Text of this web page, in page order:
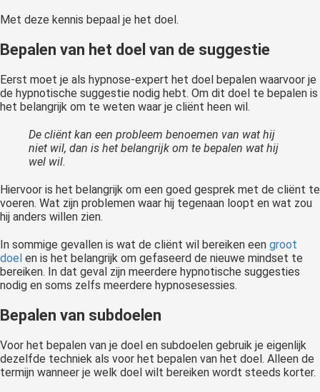
Met deze kennis bepaal je het doel.
Bepalen van het doel van de suggestie
Eerst moet je als hypnose-expert het doel bepalen waarvoor je
de hypnotische suggestie nodig hebt. Om dit doel te bepalen is
het belangrijk om te weten waar je cliënt heen wil.
De cliënt kan een probleem benoemen van wat hij
niet wil, dan is het belangrijk om te bepalen wat hij
wel wil.
Hiervoor is het belangrijk om een goed gesprek met de cliënt te
voeren. Wat zijn problemen waar hij tegenaan loopt en wat zou
hij anders willen zien.
In sommige gevallen is wat de cliënt wil bereiken een groot
doel en is het belangrijk om gefaseerd de nieuwe mindset te
bereiken. In dat geval zijn meerdere hypnotische suggesties
nodig en soms zelfs meerdere hypnosesessies.
Bepalen van subdoelen
Voor het bepalen van je doel en subdoelen gebruik je eigenlijk
dezelfde techniek als voor het bepalen van het doel. Alleen de
termijn wanneer je welk doel wilt bereiken wordt steeds korter.